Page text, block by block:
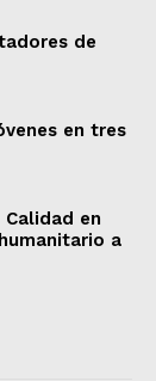
de
en tres
en
a